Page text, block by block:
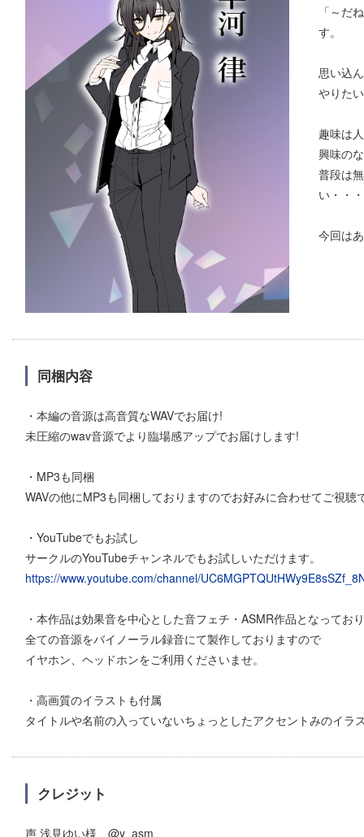
「～だ
す。
思い込
やりた
趣味は
興味の
普段は
い・・・
今回は
同梱内容
・本編の音源は高音質なWAVでお届け!
未圧縮のwav音源でより臨場感アップでお届けします!
・MP3も同梱
WAVの他にMP3も同梱しておりますのでお好みに合わせてご視聴
・YouTubeでもお試し
サークルのYouTubeチャンネルでもお試しいただけます。
https://www.youtube.com/channel/
・本作品は効果音を中心とした音フェチ・ASMR作品となってお
全ての音源をバイノーラル録音にて製作しておりますので
イヤホン、ヘッドホンをご利用くださいませ。
・高画質のイラストも付属
タイトルや名前の入っていないちょっとしたアクセントみのイラ
クレジット
声 浅見ゆい様 @y_asm